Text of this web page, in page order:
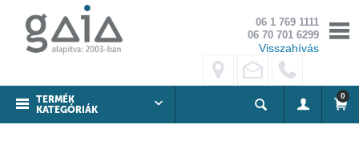
06 1 769 1111
06 70 701 6299
Visszahívás
TERMÉK
KATEGÓRIÁK
0